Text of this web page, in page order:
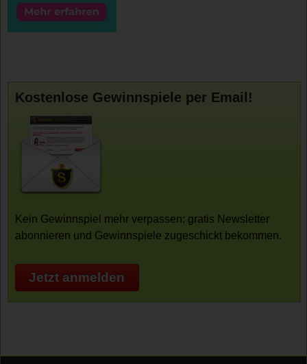
Kostenlose Gewinnspiele per Email!
Kein Gewinnspiel mehr verpassen: gratis Newsletter
abonnieren und Gewinnspiele zugeschickt bekommen.
Jetzt anmelden